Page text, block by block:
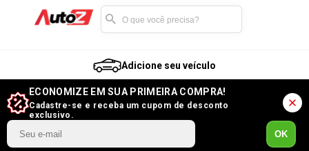
Adicione seu veículo
ECONOMIZE EM SUA PRIMEIRA COMPRA!
Cadastre-se e receba um cupom de desconto
exclusivo.
OK